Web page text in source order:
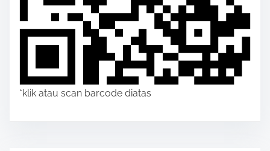
*klik atau scan barcode diatas